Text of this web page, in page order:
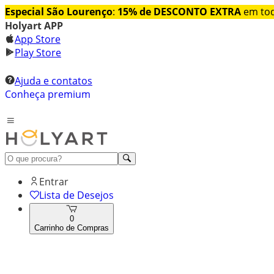
Especial São Lourenço: 15% de DESCONTO EXTRA em
Holyart APP
App Store
Play Store
Ajuda e contatos
Conheça premium
Entrar
Lista de Desejos
0
Carrinho de Compras